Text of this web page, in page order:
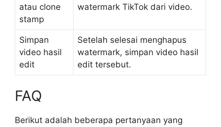
atau clone
stamp
watermark TikTok dari video.
Simpan
video hasil
edit
Setelah selesai menghapus
watermark, simpan video hasil
edit tersebut.
FAQ
Berikut adalah beberapa pertanyaan yang